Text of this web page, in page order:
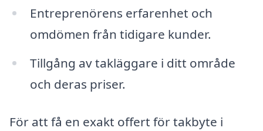
Entreprenörens erfarenhet och
omdömen från tidigare kunder.
Tillgång av takläggare i ditt område
och deras priser.
För att få en exakt offert för takbyte i